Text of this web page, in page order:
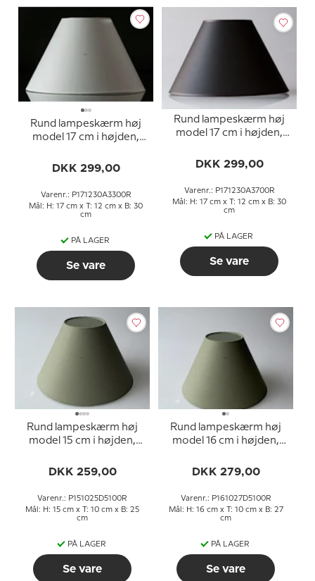
Rund lampeskærm høj
model 17 cm i højden,
DKK 299,00
Varenr.: P171230A3300R
Mål: H: 17 cm x T: 12 cm x B: 30
cm
PÅ LAGER
Se vare
Rund lampeskærm høj
model 17 cm i højden,
DKK 299,00
Varenr.: P171230A3700R
Mål: H: 17 cm x T: 12 cm x B: 30
cm
PÅ LAGER
Se vare
Rund lampeskærm høj
model 15 cm i højden,
DKK 259,00
Varenr.: P151025D5100R
Mål: H: 15 cm x T: 10 cm x B: 25
cm
PÅ LAGER
Se vare
Rund lampeskærm høj
model 16 cm i højden,
DKK 279,00
Varenr.: P161027D5100R
Mål: H: 16 cm x T: 10 cm x B: 27
cm
PÅ LAGER
Se vare